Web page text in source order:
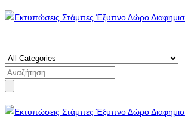
Search